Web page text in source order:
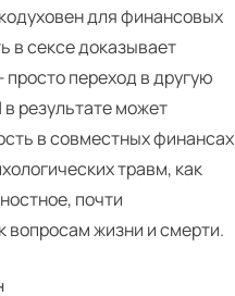
для финансовых
в сексе доказывает
переход в другую
результате может
в совместных
травм, как
почти
вопросам жизни и смерти.